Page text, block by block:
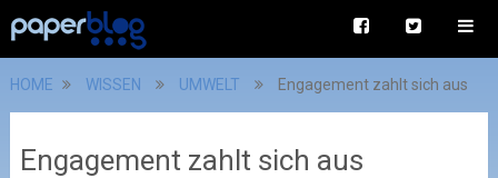
HOME WISSEN UMWELT Engagement zahlt sich aus
Engagement zahlt sich aus